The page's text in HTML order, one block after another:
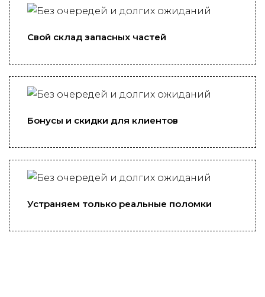
Свой склад запасных частей
Бонусы и скидки для клиентов
Устраняем только реальные поломки